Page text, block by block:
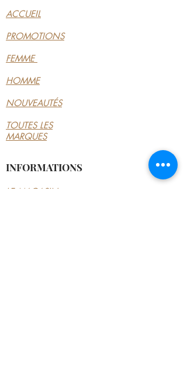
ACCUEIL
PROMOTIONS
FEMME
HOMME
NOUVEAUTÉS
TOUTES LES
MARQUES
INFORMATIONS
LE MAGASIN